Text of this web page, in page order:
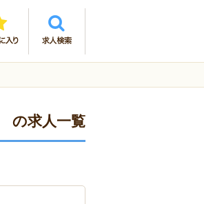
の求人一覧